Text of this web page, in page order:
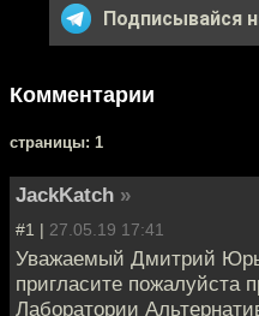
Подписывайся
Комментарии
cтраницы: 1
JackKatch »
#1 | 27.05.19 17:41
Уважаемый Дмитрий
пригласите пожалуйста
Лаборатории